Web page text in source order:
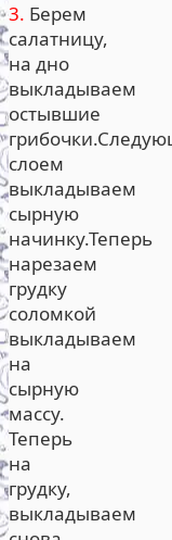
3. Берем
салатницу,
на дно
выкладываем
остывшие
слоем
выкладываем
сырную
начинку.Теперь
нарезаем
грудку
соломкой
выкладываем
на
сырную
массу.
Теперь
на
грудку,
выкладываем